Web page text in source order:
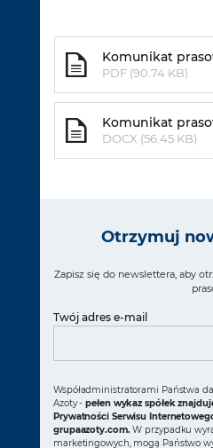
Komunikat
PDF (90.74 KB)
Komunikat
DOCX (56.45 KB)
Otrzymuj
Zapisz się do newslettera, aby
Twój adres e-mail
Współadministratorami Państwa
Azoty -pełen wykaz spółek
Prywatności Serwisu
grupaazoty.com.W przypadku
marketingowych, mogą Państwo